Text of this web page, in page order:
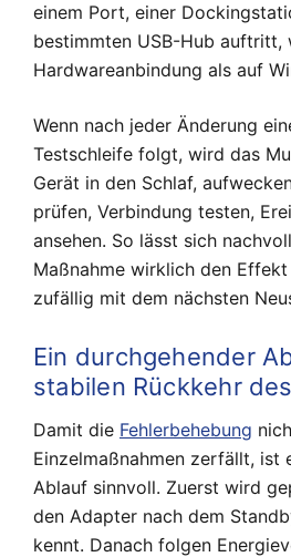
einem Port, einer
bestimmten USB-Hub auftritt,
Hardwareanbindung als auf
Wenn nach jeder Änderung
Testschleife folgt, wird das
Gerät in den Schlaf,
prüfen, Verbindung testen,
ansehen. So lässt sich
Maßnahme wirklich den
zufällig mit dem nächsten
Ein durchgehender
stabilen Rückkehr
Damit die Fehlerbehebung
Einzelmaßnahmen zerfällt, ist
Ablauf sinnvoll. Zuerst wird
den Adapter nach dem
kennt. Danach folgen